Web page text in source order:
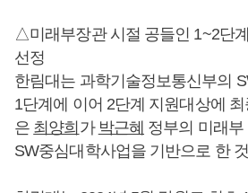
△미래부장관 시절 공들인 1~2단
선정
한림대는 과학기술정보통신부의
1단계에 이어 2단계 지원대상에
은 최양희 가 박근혜 정부의 미래
SW중심대학사업을 기반으로 한